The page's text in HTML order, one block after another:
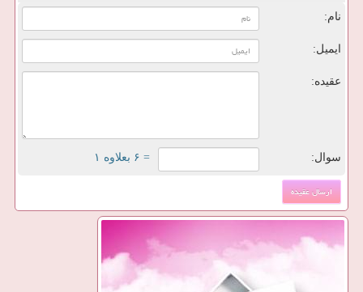
نام:
ایمیل:
عقیده:
سوال: = ۶ بعلاوه ۱